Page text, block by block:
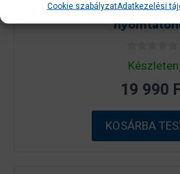
Cookie szabályzatAdatkezelési
(eredeti) C13T44C140
0
a
5
-
ő
l
Készleten
19 990
KOSÁRBA